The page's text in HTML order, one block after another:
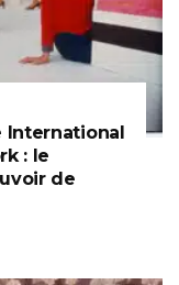
International
: le
de